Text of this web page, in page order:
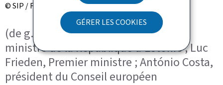
GÉRER LES COOKIES
© SIP / Frédéric Sierakowski
(de g. à dr.) Kristen Michal, Premier
ministre de la République d'Estonie ; Luc
Frieden, Premier ministre ; António Costa,
président du Conseil européen